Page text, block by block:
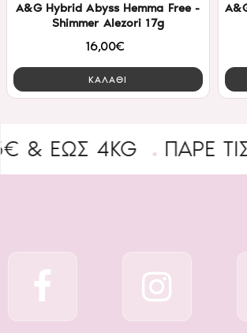
A&G Hybrid Abyss Hemma Free -
Shimmer Alezori 17g
16,00€
ΚΑΛΑΘΙ
4KG ΠΑΡΕ ΤΙΣ